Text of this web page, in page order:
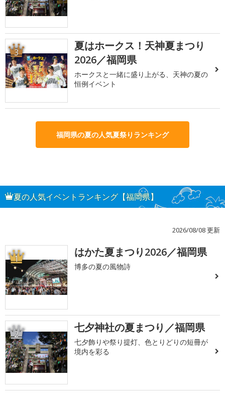
3
夏はホークス！天神夏まつり
2026／福岡県
ホークスと一緒に盛り上がる、天神の夏の
恒例イベント
福岡県の夏の人気夏祭りランキング
夏の人気イベントランキング【福岡県】
2026/08/08 更新
1 はかた夏まつり2026／福岡県
博多の夏の風物詩
2 七夕神社の夏まつり／福岡県
七夕飾りや祭り提灯、色とりどりの短冊が
境内を彩る